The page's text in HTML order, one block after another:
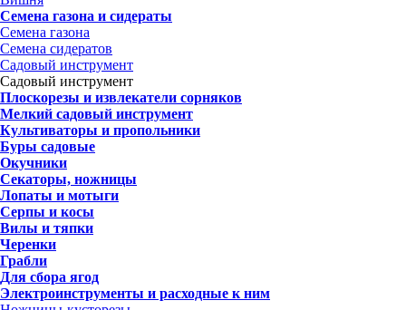
Семена газона и сидераты
Семена газона
Семена сидератов
Садовый инструмент
Садовый инструмент
Плоскорезы и извлекатели сорняков
Мелкий садовый инструмент
Культиваторы и пропольники
Буры садовые
Окучники
Секаторы, ножницы
Лопаты и мотыги
Серпы и косы
Вилы и тяпки
Черенки
Грабли
Для сбора ягод
Электроинструменты и расходные к ним